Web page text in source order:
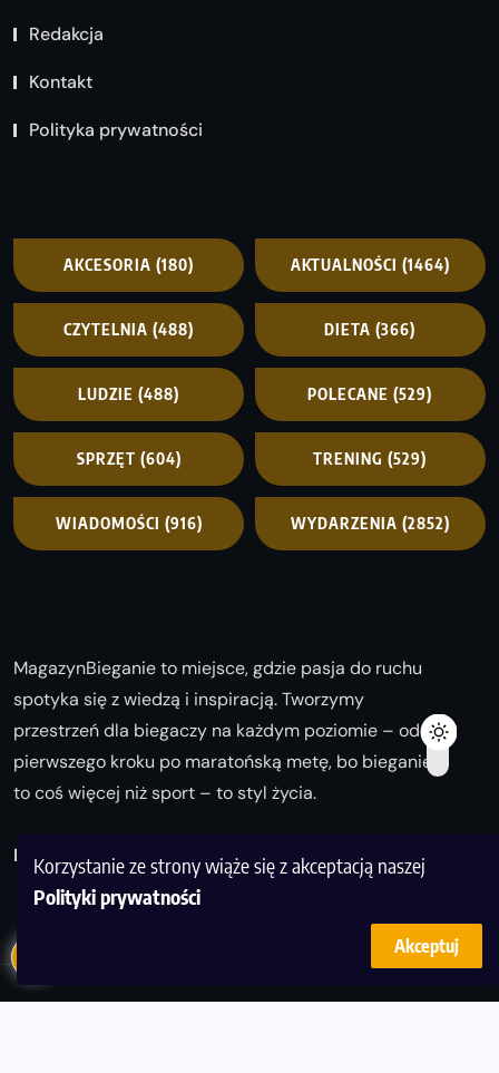
Korzystanie ze strony wiąże się z akceptacją naszej
Polityki prywatności
Akceptuj
Redakcja
Kontakt
Polityka prywatności
AKCESORIA (180) AKTUALNOŚCI (1464)
CZYTELNIA (488) DIETA (366)
LUDZIE (488) POLECANE (529)
SPRZĘT (604) TRENING (529)
WIADOMOŚCI (916) WYDARZENIA (2852)
MagazynBieganie to miejsce, gdzie pasja do ruchu
spotyka się z wiedzą i inspiracją. Tworzymy
przestrzeń dla biegaczy na każdym poziomie – od
pierwszego kroku po maratońską metę, bo bieganie
to coś więcej niż sport – to styl życia.
Biegaj z nami i odkrywaj swoją najlepszą wersję!